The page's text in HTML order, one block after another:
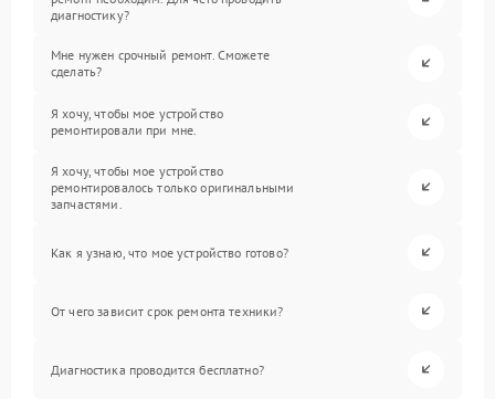
диагностику?
Мне нужен срочный ремонт. Сможете
сделать?
Я хочу, чтобы мое устройство
ремонтировали при мне.
Я хочу, чтобы мое устройство
ремонтировалось только оригинальными
запчастями.
Как я узнаю, что мое устройство готово?
От чего зависит срок ремонта техники?
Диагностика проводится бесплатно?